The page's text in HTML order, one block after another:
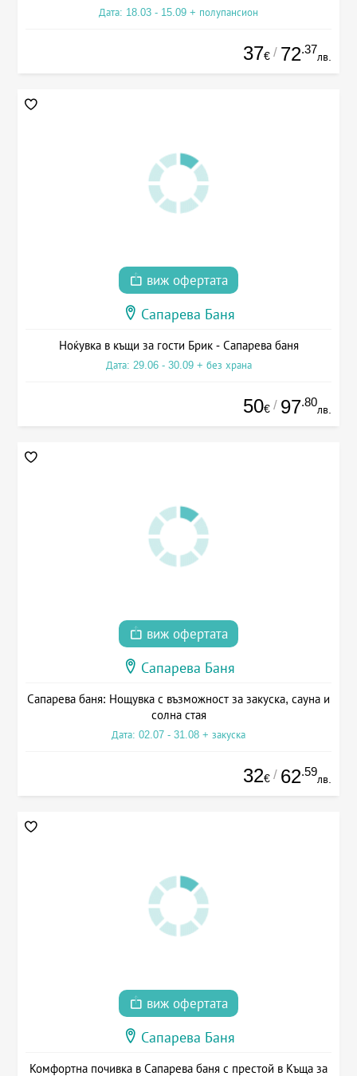
Дата: 18.03 - 15.09 + полупансион
37€ / 72.37
лв.
виж офертата
Сапарева Баня
Ноќувка в къщи за гости Брик - Сапарева баня
Дата: 29.06 - 30.09 + без храна
50€ / 97.80
лв.
виж офертата
Сапарева Баня
Сапарева баня: Нощувка с възможност за закуска, сауна и
солна стая
Дата: 02.07 - 31.08 + закуска
32€ / 62.59
лв.
виж офертата
Сапарева Баня
Комфортна почивка в Сапарева баня с престой в Къща за